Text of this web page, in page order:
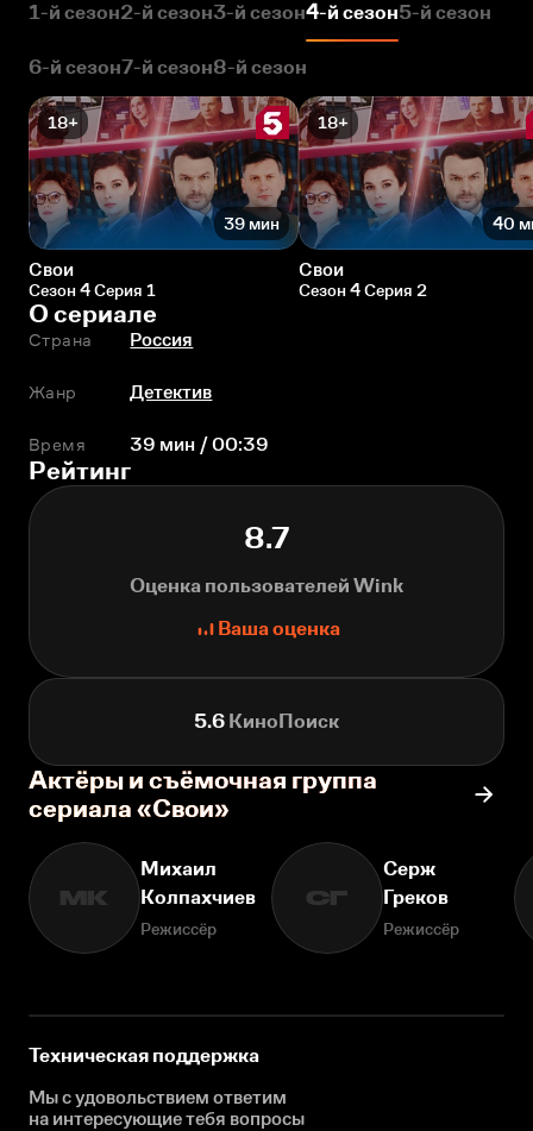
1-й сезон2-й сезон3-й сезон4-й сезон5-й сезон
6-й сезон7-й сезон8-й сезон
18+
39 мин
Свои
Сезон 4 Серия 1
18+
40
Свои
Сезон 4 Серия 2
О сериале
Страна Россия
Жанр Детектив
Время 39 мин / 00:39
Рейтинг
8.7
Оценка пользователей Wink
Ваша оценка
5.6 КиноПоиск
Актёры и съёмочная группа
сериала «Свои»
МК
Михаил
Колпахчиев
Режиссёр
СГ
Серж
Греков
Режиссёр
Техническая поддержка
Мы с удовольствием ответим
на интересующиетебя вопросы